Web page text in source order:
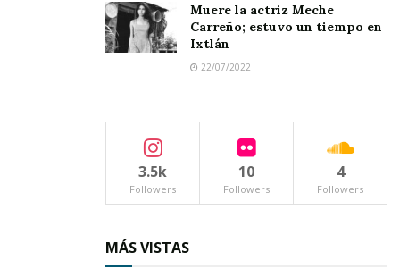
Muere la actriz Meche
Carreño; estuvo un tiempo en
Ixtlán
22/07/2022
3.5k
Followers
10
Followers
4
Followers
MÁS VISTAS